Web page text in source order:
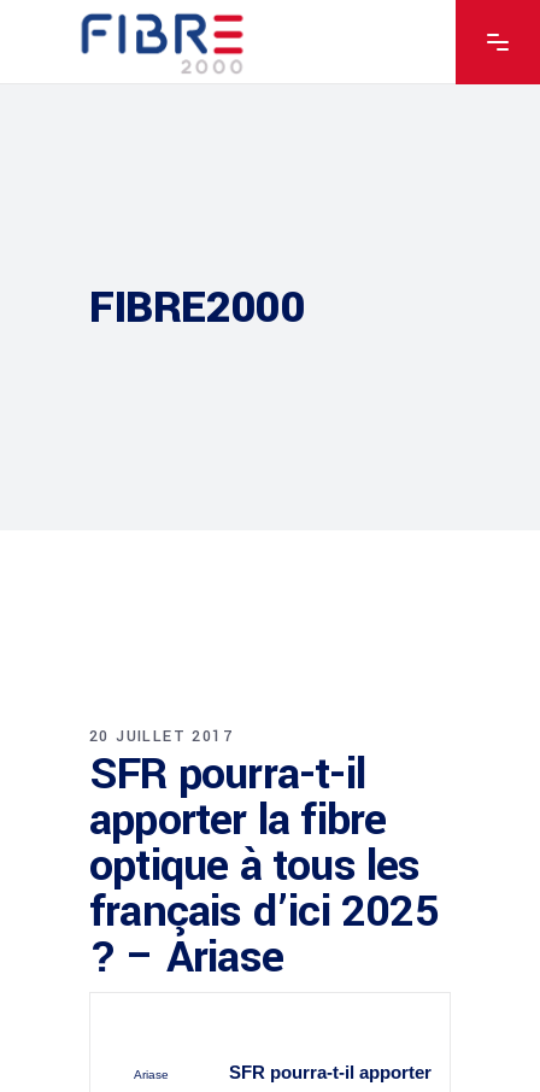
FIBRE2000
20 JUILLET 2017
SFR pourra-t-il
apporter la fibre
optique à tous les
français d’ici 2025
? – Ariase
Ariase
SFR pourra-t-il apporter